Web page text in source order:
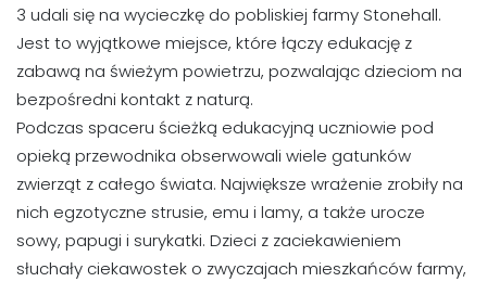
3 udali się na wycieczkę do pobliskiej farmy Stonehall.
Jest to wyjątkowe miejsce, które łączy edukację z
zabawą na świeżym powietrzu, pozwalając dzieciom na
bezpośredni kontakt z naturą.
Podczas spaceru ścieżką edukacyjną uczniowie pod
opieką przewodnika obserwowali wiele gatunków
zwierząt z całego świata. Największe wrażenie zrobiły na
nich egzotyczne strusie, emu i lamy, a także urocze
sowy, papugi i surykatki. Dzieci z zaciekawieniem
słuchały ciekawostek o zwyczajach mieszkańców farmy,